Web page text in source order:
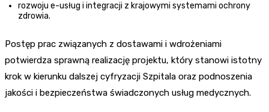
rozwoju e-usług i integracji z krajowymi systemami ochrony
zdrowia.
Postęp prac związanych z dostawami i wdrożeniami
potwierdza sprawną realizację projektu, który stanowi istotny
krok w kierunku dalszej cyfryzacji Szpitala oraz podnoszenia
jakości i bezpieczeństwa świadczonych usług medycznych.